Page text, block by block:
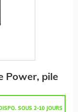
Power, pile
SOUS 2-10 JOURS